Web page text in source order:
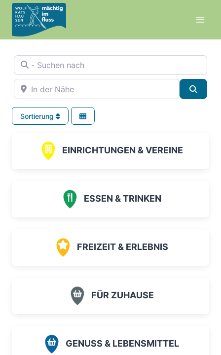
Zum
Inhalt
springen
- Suchen nach
In der Nähe
Sortierung
EINRICHTUNGEN & VEREINE
ESSEN & TRINKEN
FREIZEIT & ERLEBNIS
FÜR ZUHAUSE
GENUSS & LEBENSMITTEL